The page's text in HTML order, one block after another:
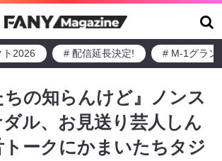
ト2026 # 配信延長決定! # M-1グラン
ちの知らんけど』ノンス
ル、お見送り芸人しん
トークにかまいたちタジ